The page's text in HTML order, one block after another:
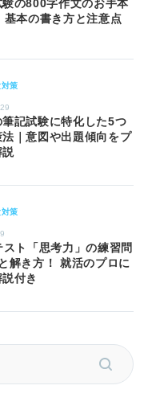
の800字作文のお手本
基本の書き方と注意点
策
記試験に特化した5つ
｜意図や出題傾向をプ
説
策
スト「思考力」の練習問
解き方！ 就活のプロに
付き